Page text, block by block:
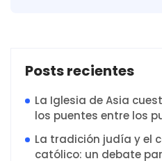
Posts recientes
La Iglesia de Asia
los puentes entre los
La tradición judía y el
católico: un debate